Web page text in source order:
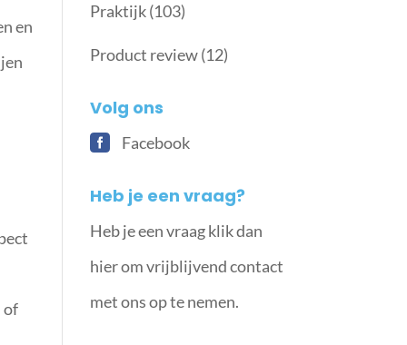
en
of
Praktijk(103)
Product review(12)
Volg ons
Facebook
Heb je een vraag?
Heb je een vraag klik dan
hier om vrijblijvend contact
met ons op te nemen.